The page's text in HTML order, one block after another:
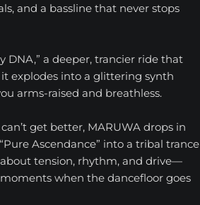
and a bassline that never stops
DNA,” a deeper, trancier ride that
explodes into a glittering synth
arms-raised and breathless.
get better, MARUWA drops in
Ascendance” into a tribal trance
about tension, rhythm, and drive—
when the dancefloor goes